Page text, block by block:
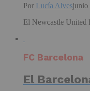
Por Lucía Alvesjunio
El Newcastle United
FC Barcelona
El